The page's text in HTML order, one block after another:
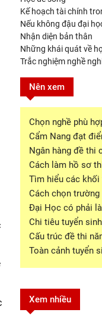
Kế hoạch tài chính
Nếu không đậu đại
Nhận diện bản thân
Những khái quát về
Trắc nghiệm nghề
Nên xem
Chọn nghề phù
Cẩm Nang đạt
Ngân hàng đề thi
Cách làm hồ sơ
Tìm hiểu các khối
Cách chọn trường
Đại Học có phải
Chi tiêu tuyển sinh
Cấu trúc đề thi
Toàn cảnh tuyển
Xem nhiều